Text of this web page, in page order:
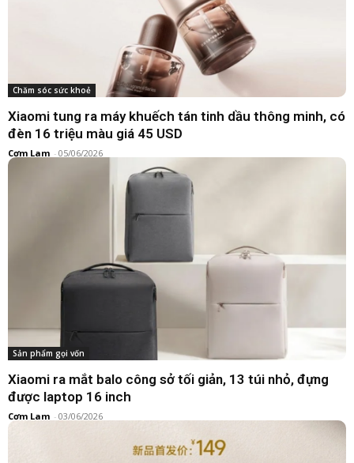
Chăm sóc sức khoẻ
Xiaomi tung ra máy khuếch tán tinh dầu thông minh, có
đèn 16 triệu màu giá 45 USD
Cơm Lam - 05/06/2026
Sản phẩm gọi vốn
Xiaomi ra mắt balo công sở tối giản, 13 túi nhỏ, đựng
được laptop 16 inch
Cơm Lam - 03/06/2026